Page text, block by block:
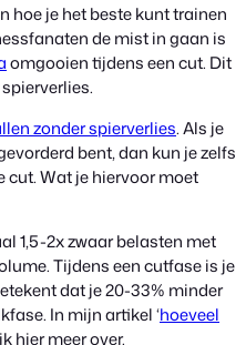
hoe je het beste kunt trainen
de mist in gaan is
omgooien tijdens een cut. Dit
zonder spierverlies. Als je
bent, dan kun je zelfs
Wat je hiervoor moet
1,5-2x zwaar belasten met
Tijdens een cutfase is je
dat je 20-33% minder
In mijn artikel ‘hoeveel
hier meer over.